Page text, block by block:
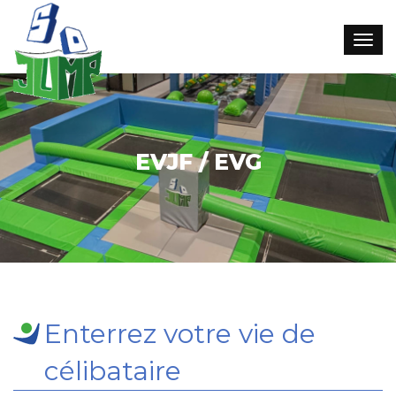
EVJF / EVG
Enterrez votre vie de
célibataire